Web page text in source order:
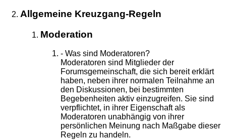
Allgemeine Kreuzgang-Regeln
Moderation
- Was sind Moderatoren?
Moderatoren sind Mitglieder der
Forumsgemeinschaft, die sich bereit erklärt
haben, neben ihrer normalen Teilnahme an
den Diskussionen, bei bestimmten
Begebenheiten aktiv einzugreifen. Sie sind
verpflichtet, in ihrer Eigenschaft als
Moderatoren unabhängig von ihrer
persönlichen Meinung nach Maßgabe dieser
Regeln zu handeln.